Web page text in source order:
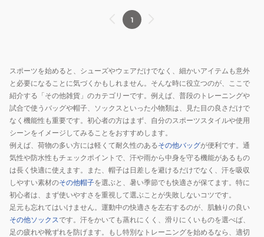
捨
て
1
スポーツを始めると、シューズやウェアだけでなく、細かいアイテムも意外
と必要になることに気づくかもしれません。そんな時に役立つのが、ここで
紹介する「その他雑貨」のカテゴリーです。例えば、普段のトレーニングや
試合で使うバッグや帽子、ソックスといった小物類は、見た目の良さだけで
なく機能性も重要です。初心者の方はまず、自分のスポーツスタイルや使用
シーンをイメージしてみることをおすすめします。
例えば、荷物の多い方には軽くて耐久性のあるその他バッグが便利です。通
気性や防水性もチェックポイントで、汗や雨から中身を守る機能があるもの
は長く快適に使えます。また、帽子は日差しを避けるだけでなく、汗を吸収
しやすい素材のその他帽子を選ぶと、暑い季節でも快適さが保てます。特に
初心者は、まず使いやすさを重視して選ぶことが失敗しないコツです。
足元も忘れてはいけません。運動中の快適さを左右するのが、肌触りの良い
その他ソックスです。汗をかいても蒸れにくく、滑りにくいものを選べば、
足の疲れや靴ずれを防げます。もし特別なトレーニングを始めるなら、適切